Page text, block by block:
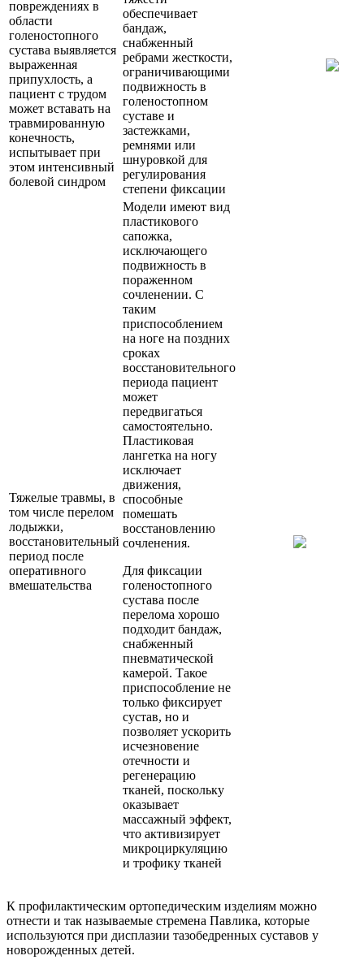
повреждениях в
области
голеностопного
сустава выявляется
выраженная
припухлость, а
пациент с трудом
может вставать на
травмированную
конечность,
испытывает при
этом интенсивный
болевой синдром
обеспечивает
бандаж,
снабженный
ребрами жесткости,
ограничивающими
подвижность в
голеностопном
суставе и
застежками,
ремнями или
шнуровкой для
регулирования
степени фиксации
Тяжелые травмы, в
том числе перелом
лодыжки,
восстановительный
период после
оперативного
вмешательства
Модели имеют вид
пластикового
сапожка,
исключающего
подвижность в
пораженном
сочленении. С
таким
приспособлением
на ноге на поздних
сроках
восстановительного
периода пациент
может
передвигаться
самостоятельно.
Пластиковая
лангетка на ногу
исключает
движения,
способные
помешать
восстановлению
сочленения.
Для фиксации
голеностопного
сустава после
перелома хорошо
подходит бандаж,
снабженный
пневматической
камерой. Такое
приспособление не
только фиксирует
сустав, но и
позволяет ускорить
исчезновение
отечности и
регенерацию
тканей, поскольку
оказывает
массажный эффект,
что активизирует
микроциркуляцию
и трофику тканей
К профилактическим ортопедическим изделиям можно
отнести и так называемые стремена Павлика, которые
используются при дисплазии тазобедренных суставов у
новорожденных детей.